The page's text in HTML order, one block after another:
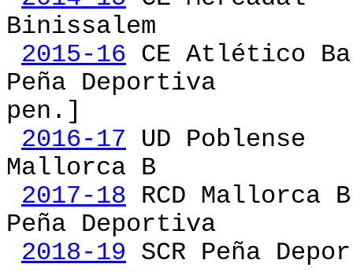
Binissalem
2015-16 CE Atlético
Peña Deportiva
pen.]
2016-17 UD
Mallorca B
2017-18 RCD
Peña Deportiva
2018-19 SCR Peña